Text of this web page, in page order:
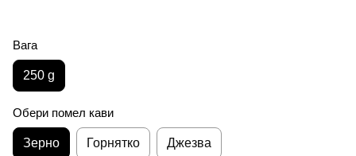
Вага
250 g
Обери помел кави
Зерно Горнятко Джезва